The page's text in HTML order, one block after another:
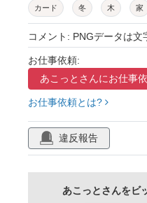
カード 冬 木 家
雪景色 景色 街並み
雪 街
街灯 カラフル 水彩
バナー シンプル
外国 北欧 ストリート
ポストカード チラシ
グリーティングカード フ
手描き 雪の結晶
コメント: PNGデータは文
お仕事依頼:
あこっとさんにお仕事
お仕事依頼とは?
違反報告
あこっとさんをビ